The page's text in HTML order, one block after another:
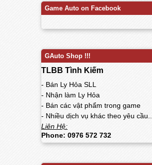
Game Auto on Facebook
GAuto Shop !!!
TLBB Tình Kiếm
- Bán Ly Hỏa SLL
- Nhận làm Ly Hỏa
- Bán các vật phẩm trong game
- Nhiều dịch vụ khác theo yêu cầu...
Liên Hệ:
Phone: 0976 572 732